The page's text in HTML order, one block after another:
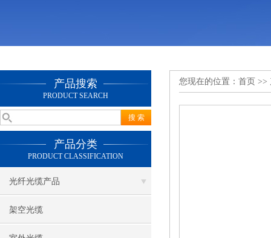
产品搜索
PRODUCT SEARCH
产品分类
PRODUCT CLASSIFICATION
光纤光缆产品
架空光缆
您现在的位置： 首页 >>